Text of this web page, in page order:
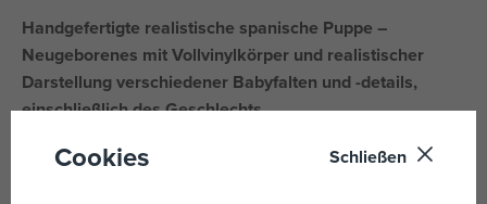
Handgefertigte realistische spanische Puppe –
Neugeborenes mit Vollvinylkörper und realistischer
Darstellung verschiedener Babyfalten und -details,
einschließlich des Geschlechts.
Die Puppe besteht aus speziellem, weichem Vinyl und
Cookies Schließen